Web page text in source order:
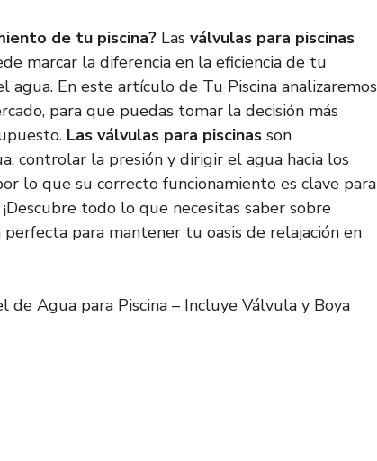
de tu piscina? Las válvulas para piscinas
marcar la diferencia en la eficiencia de tu
En este artículo de Tu Piscina analizaremos
para que puedas tomar la decisión más
Las válvulas para piscinas son
controlar la presión y dirigir el agua hacia los
lo que su correcto funcionamiento es clave para
todo lo que necesitas saber sobre
para mantener tu oasis de relajación en
Agua para Piscina – Incluye Válvula y Boya